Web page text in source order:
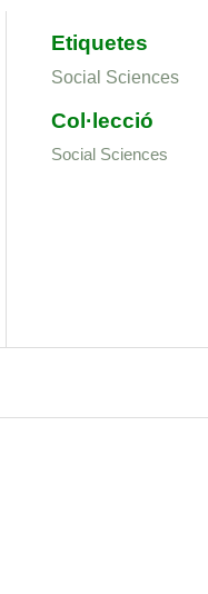
Etiquetes
Social Sciences
Col·lecció
Social Sciences